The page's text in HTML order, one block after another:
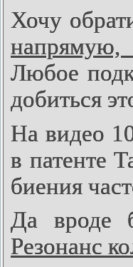
Хочу
напрямую,
Любое
добиться
На видео
в патенте
биения
Да вроде
Резонанс